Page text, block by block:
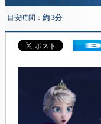
目安時間： 約 3分